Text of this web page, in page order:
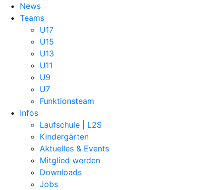
News
Teams
U17
U15
U13
U11
U9
U7
Funktionsteam
Infos
Laufschule | L2S
Kindergärten
Aktuelles & Events
Mitglied werden
Downloads
Jobs